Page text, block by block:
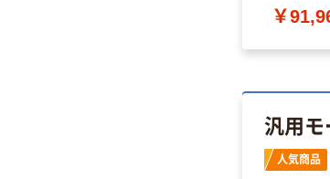
￥
汎用
人気商品